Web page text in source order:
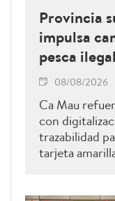
Provincia
impulsa
pesca ilegal
08/08/2026
Ca Mau
con
trazabilidad
tarjeta